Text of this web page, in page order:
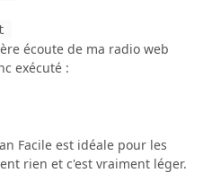
écoute de ma radio web
exécuté :
Facile est idéale pour les
rien et c'est vraiment léger.